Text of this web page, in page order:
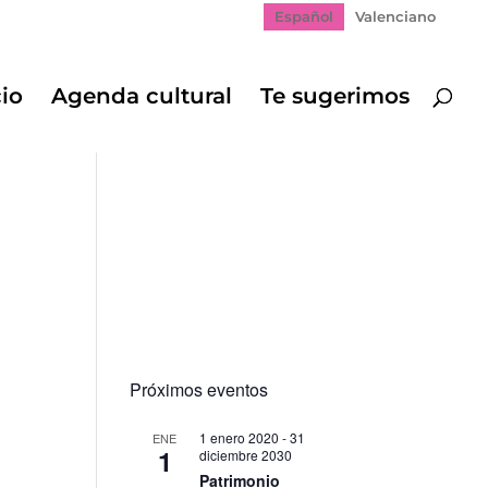
Español Valenciano
Agenda cultural Te sugerimos
Próximos eventos
ENE
1
1 enero 2020 -31
diciembre 2030
Patrimonio